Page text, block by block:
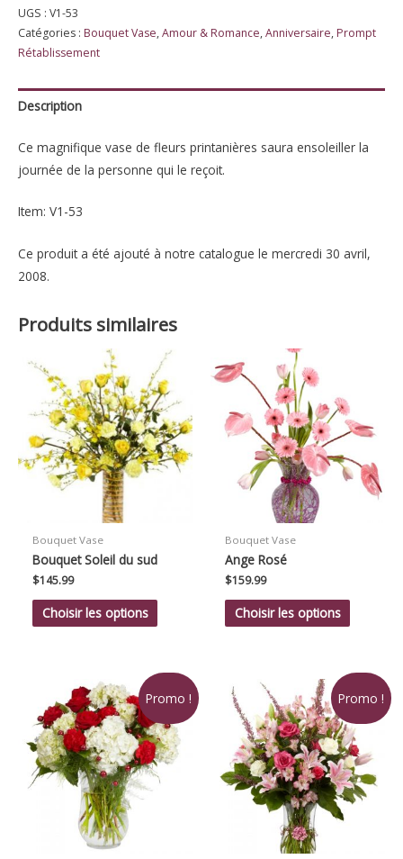
rayon
de
lune
Lasalle
UGS : V1-53
Catégories : Bouquet Vase,Amour & Romance,Anniversaire,Prompt
Rétablissement
Description
Ce magnifique vase de fleurs printanières saura ensoleiller la
journée de la personne qui le reçoit.
Item: V1-53
Ce produit a été ajouté à notre catalogue le mercredi 30 avril,
2008.
Produits similaires
Bouquet Vase
Bouquet Soleil du sud
$145.99
Choisir les options
Bouquet Vase
Ange Rosé
$159.99
Choisir les options
Promo ! Promo !